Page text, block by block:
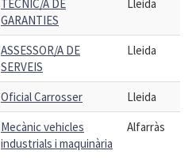
TÉCNIC/A DE
GARANTIES
Lleida
ASSESSOR/A DE
SERVEIS
Lleida
Oficial Carrosser
Lleida
Mecànic vehicles
industrials i maquinària
Alfarràs